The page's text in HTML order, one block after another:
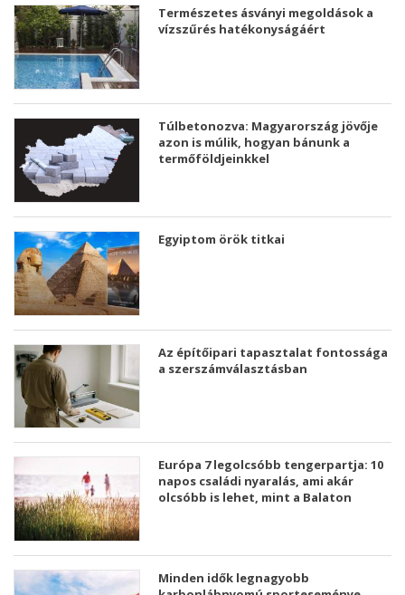
Természetes ásványi megoldások a
vízszűrés hatékonyságáért
Túlbetonozva: Magyarország jövője
azon is múlik, hogyan bánunk a
termőföldjeinkkel
Egyiptom örök titkai
Az építőipari tapasztalat fontossága
a szerszámválasztásban
Európa 7 legolcsóbb tengerpartja: 10
napos családi nyaralás, ami akár
olcsóbb is lehet, mint a Balaton
Minden idők legnagyobb